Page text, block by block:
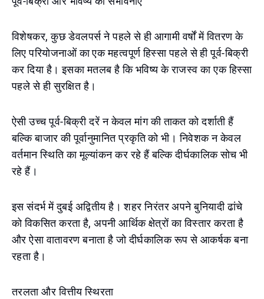
विशेषकर, कुछ डेवलपर्स ने पहले से ही आगामी वर्षों में वितरण के
लिए परियोजनाओं का एक महत्वपूर्ण हिस्सा पहले से ही पूर्व-बिक्री
कर दिया है। इसका मतलब है कि भविष्य के राजस्व का एक हिस्सा
पहले से ही सुरक्षित है।
ऐसी उच्च पूर्व-बिक्री दरें न केवल मांग की ताकत को दर्शाती हैं
बल्कि बाजार की पूर्वानुमानित प्रकृति को भी। निवेशक न केवल
वर्तमान स्थिति का मूल्यांकन कर रहे हैं बल्कि दीर्घकालिक सोच भी
रहे हैं।
इस संदर्भ में दुबई अद्वितीय है। शहर निरंतर अपने बुनियादी ढांचे
को विकसित करता है, अपनी आर्थिक क्षेत्रों का विस्तार करता है
और ऐसा वातावरण बनाता है जो दीर्घकालिक रूप से आकर्षक बना
रहता है।
तरलता और वित्तीय स्थिरता